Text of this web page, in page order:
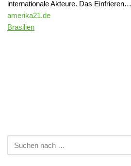
internationale Akteure. Das Einfrieren…
amerika21.de
Brasilien